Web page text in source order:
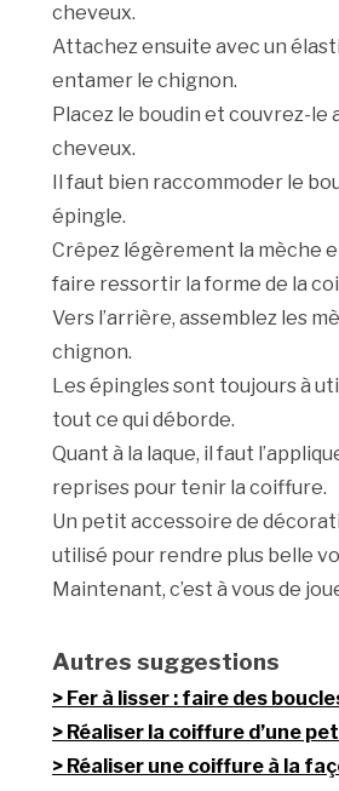
cheveux.
Attachez ensuite avec un
entamer le chignon.
Placez le boudin et couvrez-le
cheveux.
Il faut bien raccommoder le
épingle.
Crêpez légèrement la mèche
faire ressortir la forme de la
Vers l’arrière, assemblez les
chignon.
Les épingles sont toujours à
tout ce qui déborde.
Quant à la laque, il faut
reprises pour tenir la coiffure.
Un petit accessoire de
utilisé pour rendre plus belle
Maintenant, c’est à vous de
Autres suggestions
Fer à lisser : faire des
Réaliser la coiffure d’une
Réaliser une coiffure à la